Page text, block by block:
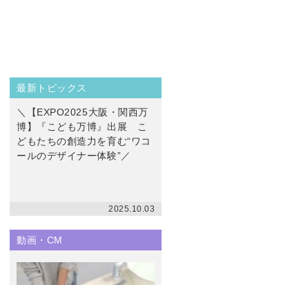
最新トピックス
＼【EXPO2025大阪・関西万
博】『こども万博』出展 こ
どもたちの創造力を育む“ワコ
ールのデザイナー体験”／
2025.10.03
動画・CM